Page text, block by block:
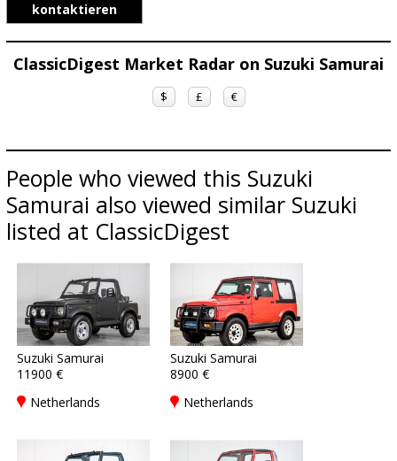
kontaktieren
ClassicDigest Market Radar on Suzuki Samurai
$ £ €
People who viewed this Suzuki
Samurai also viewed similar Suzuki
listed at ClassicDigest
Suzuki Samurai
11900 €
Netherlands
Suzuki Samurai
8900 €
Netherlands